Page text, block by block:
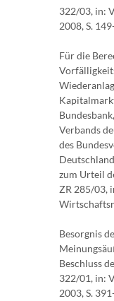
322/03, in:
2008, S.
Für die
Verbands
des
zum Urteil
ZR 285/03,
Besorgnis
Beschluss
322/01, in:
2003, S.